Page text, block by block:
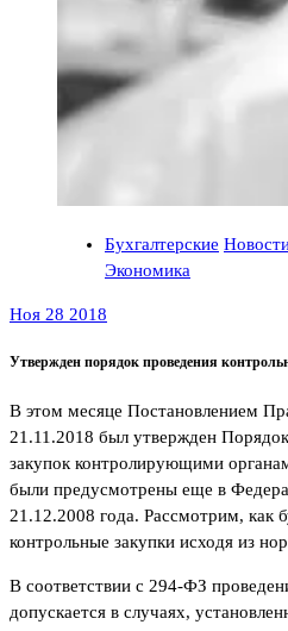
Бухгалтерские
Экономика
Ноя 28 2018
Утвержден порядок проведения
В этом месяце Постановлением
21.11.2018 был утвержден
закупок контролирующими
были предусмотрены еще в
21.12.2008 года. Рассмотрим, как
контрольные закупки исходя из
В соответствии с 294-ФЗ
допускается в случаях,